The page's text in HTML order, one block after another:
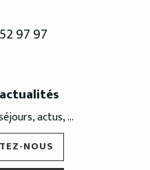
97 97
actus, ...
NOUS